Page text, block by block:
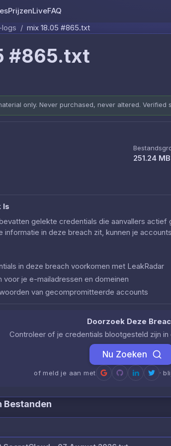
PrijzenLiveFAQ
/ mix 18.05 #865.txt
#865.txt
only. Never purchased, never altered.
251.24 MB
Is
gelekte credentials die aanvallers
informatie in deze breach zit, kunnen je
in deze breach voorkomen met LeakRadar
voor je e-mailadressen en domeinen
van gecompromitteerde accounts
Doorzoek Deze
Controleer of je credentials blootgesteld zijn
Nu Zoeken
of meld je aan met ·
Bestanden